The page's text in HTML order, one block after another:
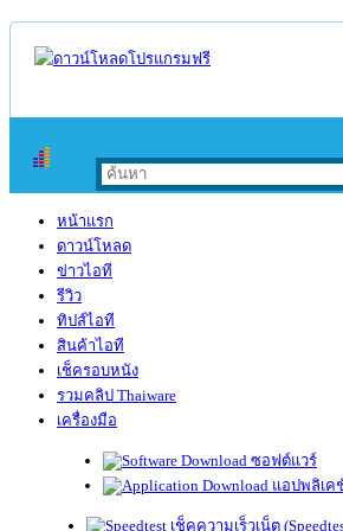
หน้าแรก
ดาวน์โหลด
ข่าวไอที
รีวิว
ทิปส์ไอที
สินค้าไอที
เช็ครอบหนัง
รวมคลิป Thaiware
เครื่องมือ
ซอฟต์แวร์
แอปพลิเ
เช็คความเร็วเน็ต